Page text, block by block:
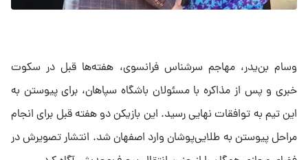
وسام بن‌یدر، مهاجم سرشناس فرانسوی، هفته‌ها قبل در سکوت
خبری و پس از مذاکره با مسئولان باشگاه سپاهان، برای پیوستن به
این تیم به توافقات نهایی رسید. این بازیکن دو هفته قبل برای انجام
مراحل پیوستن به طلایی‌پوشان وارد اصفهان شد. انتشار تصویرش در